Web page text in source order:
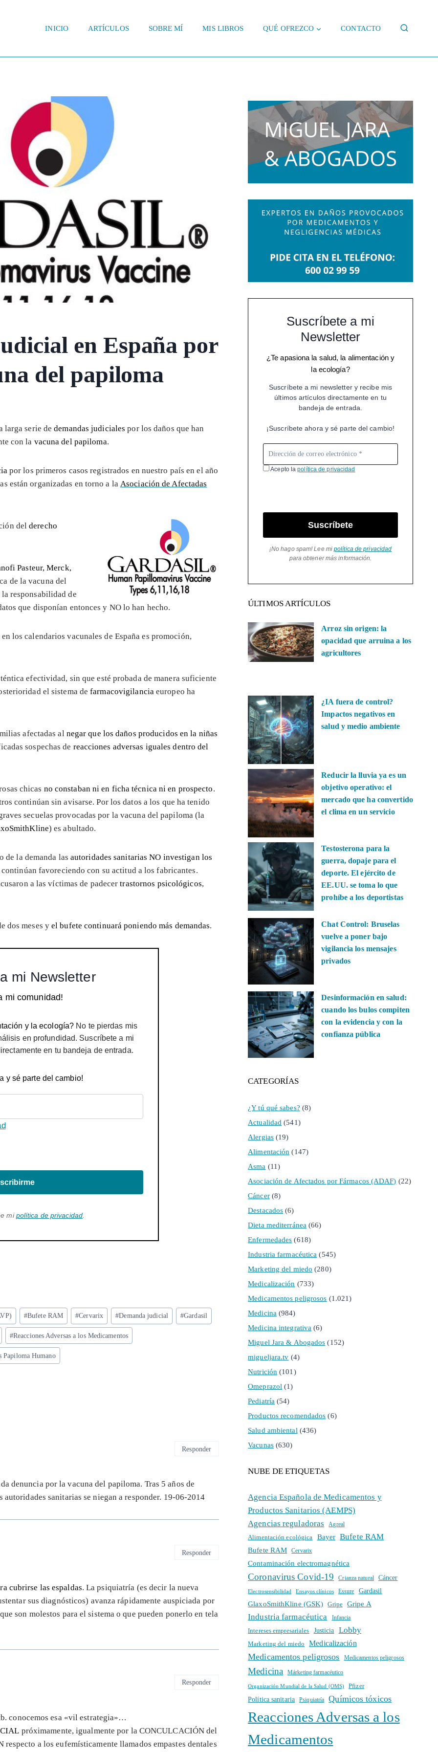
INICIO ARTÍCULOS SOBRE MÍ MIS LIBROS QUÉ OFREZCO CONTACTO
en España por
del papiloma
larga serie dedemandas judiciales por los daños que han
con la vacuna del papiloma.
por los primeros casos registrados en nuestro país en el año
están organizadas en torno a la Asociación de Afectadas
delderecho
Pasteur, Merck,
de la vacuna del
responsabilidad de
que disponían entonces y NO lo han hecho.
los calendarios vacunales de España es promoción,
efectividad, sin que esté probada de manera suficiente
el sistema defarmacovigilanciaeuropeo ha
afectadas al negar que los daños producidos en la niñas
sospechas de reacciones adversas iguales dentro del
chicas no constaban ni en ficha técnica ni en prospecto.
continúan sin avisarse. Por los datos a los que ha tenido
secuelas provocadas por la vacuna del papiloma (la
) es abultado.
de la demanda las autoridades sanitarias NO investigan los
favoreciendo con su actitud a los fabricantes.
a las víctimas de padecertrastornos psicológicos,
dos meses yel bufete continuará poniendo más demandas.
mi Newsletter
mi comunidad!
y la ecología? No te pierdas mis
en profundidad. Suscríbete a mi
en tu bandeja de entrada.
y sé parte del cambio!
mipolítica de privacidad
#Bufete RAM #Cervarix #Demanda judicial #Gardasil
#Reacciones Adversas a los Medicamentos
Papiloma Humano
denuncia por la vacuna del papiloma. Tras 5 años de
sanitarias se niegan a responder. 19-06-2014
Responder
cubrirse las espaldas. La psiquiatría (es decir la nueva
sus diagnósticos) avanza rápidamente auspiciada por
son molestos para el sistema o que pueden ponerlo en tela
Responder
conocemos esa «vil estrategia»…
próximamente, igualmente por la CONCULCACIÓN del
a los eufemísticamente llamados empastes dentales
Responder
Suscríbete a mi
Newsletter
¿Te apasiona la salud, la alimentación y
la ecología?
Suscríbete a mi newsletter y recibe mis
últimos artículos directamente en tu
bandeja de entrada.
¡Suscríbete ahora y sé parte del cambio!
Acepto lapolítica de privacidad
Suscríbete
¡No hago spam! Lee mipolítica de privacidad
para obtener más información.
ÚLTIMOS ARTÍCULOS
Arroz sin origen: la
opacidad que arruina a los
agricultores
¿IA fuera de control?
Impactos negativos en
salud y medio ambiente
Reducir la lluvia ya es un
objetivo operativo: el
mercado que ha convertido
el clima en un servicio
Testosterona para la
guerra, dopaje para el
deporte. El ejército de
EE.UU. se toma lo que
prohíbe a los deportistas
Chat Control: Bruselas
vuelve a poner bajo
vigilancia los mensajes
privados
Desinformación en salud:
cuando los bulos compiten
con la evidencia y con la
confianza pública
CATEGORÍAS
¿Y tú qué sabes? (8)
Actualidad (541)
Alergias(19)
Alimentación (147)
Asma (11)
Asociación de Afectados por Fármacos (ADAF) (22)
Cáncer(8)
Destacados (6)
Dieta mediterránea (66)
Enfermedades (618)
Industria farmacéutica (545)
Marketing del miedo (280)
Medicalización (733)
Medicamentos peligrosos (1.021)
Medicina (984)
Medicina integrativa (6)
Miguel Jara & Abogados (152)
migueljara.tv (4)
Nutrición (101)
Omeprazol (1)
Pediatría (54)
Productos recomendados (6)
Salud ambiental (436)
Vacunas(630)
NUBE DE ETIQUETAS
Agencia Española de Medicamentos y
Productos Sanitarios (AEMPS)
Agencias reguladoras
Agreal
Alimentación ecológica Bayer Bufete RAM
Bufete RAM Cervarix
Contaminación electromagnética
Coronavirus Covid-19 Crianza natural Cáncer
Electrosensibilidad Ensayos clínicos Essure Gardasil
GlaxoSmithKline (GSK) Gripe Gripe A
Industria farmacéutica Infancia
Intereses empresariales Justicia Lobby
Marketing del miedo Medicalización
Medicamentos peligrosos Medicamentos peligrosos
Medicina Márketing farmacéutico
Organización Mundial de la Salud (OMS) Pfizer
Política sanitaria Psiquiatría Químicos tóxicos
Reacciones Adversas a los
Medicamentos